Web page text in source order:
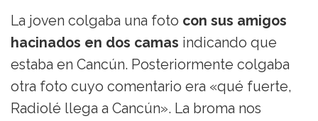
La joven colgaba una foto con sus amigos
hacinados en dos camas indicando que
estaba en Cancún. Posteriormente colgaba
otra foto cuyo comentario era «qué fuerte,
Radiolé llega a Cancún». La broma nos